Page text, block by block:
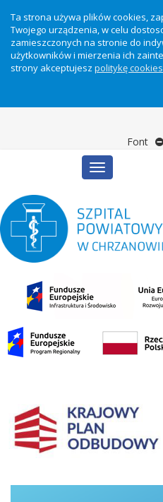
Ta strona używa plików cookies,
Twojego urządzenia, w celu
zamieszczonych na stronie do
użytkowników i mierzenia ich
strony akceptujesz politykę cookies
Font
Toggle
navigation